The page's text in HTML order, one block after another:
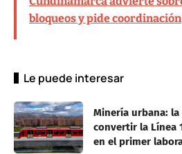
bloqueos y pide coordinación
Le puede interesar
Minería urbana: la
convertir la Línea
en el primer